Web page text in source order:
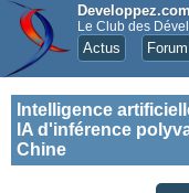
Le Club des
Actus
Intelligence
IA d'inférence
Chine